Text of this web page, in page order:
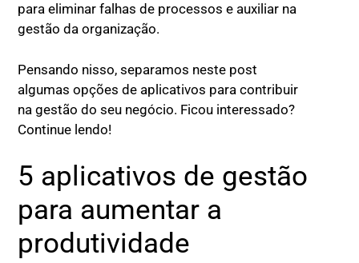
para eliminar falhas de processos e auxiliar na
gestão da organização.
Pensando nisso, separamos neste post
algumas opções de aplicativos para contribuir
na gestão do seu negócio. Ficou interessado?
Continue lendo!
5 aplicativos de gestão
para aumentar a
produtividade